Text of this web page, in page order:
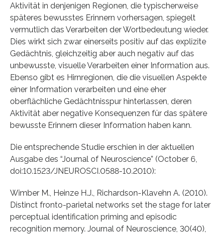
Aktivität in denjenigen Regionen, die typischerweise
späteres bewusstes Erinnern vorhersagen, spiegelt
vermutlich das Verarbeiten der Wortbedeutung wieder.
Dies wirkt sich zwar einerseits positiv auf das explizite
Gedächtnis, gleichzeitig aber auch negativ auf das
unbewusste, visuelle Verarbeiten einer Information aus.
Ebenso gibt es Hirnregionen, die die visuellen Aspekte
einer Information verarbeiten und eine eher
oberflächliche Gedächtnisspur hinterlassen, deren
Aktivität aber negative Konsequenzen für das spätere
bewusste Erinnern dieser Information haben kann.
Die entsprechende Studie erschien in der aktuellen
Ausgabe des “Journal of Neuroscience” (October 6,
doi:10.1523/JNEUROSCI.0588-10.2010):
Wimber M., Heinze H.J., Richardson-Klavehn A. (2010).
Distinct fronto-parietal networks set the stage for later
perceptual identification priming and episodic
recognition memory. Journal of Neuroscience, 30(40),